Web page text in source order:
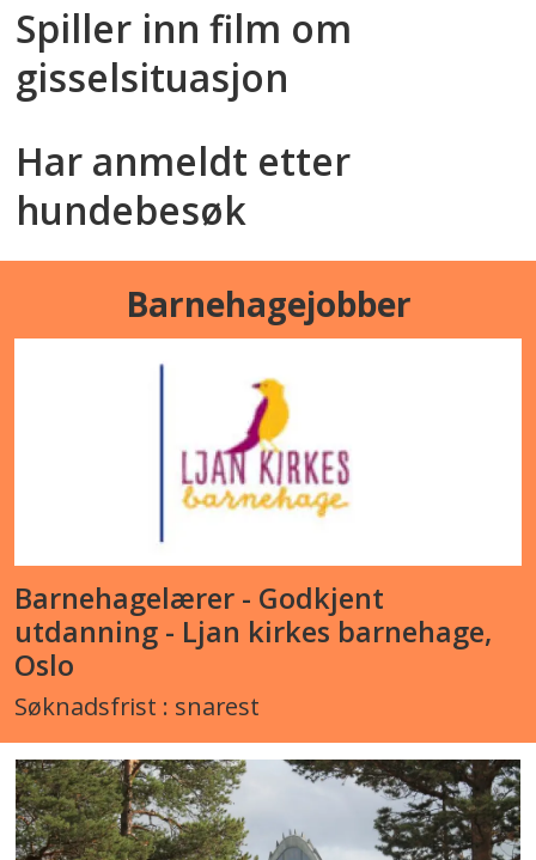
Spiller inn film om
gisselsituasjon
Har anmeldt etter
hundebesøk
Barnehagejobber
Barnehagelærer - Godkjent
utdanning - Ljan kirkes barnehage,
Oslo
Søknadsfrist : snarest